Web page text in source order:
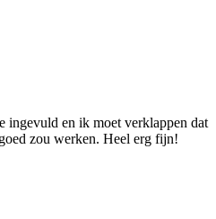
ingevuld en ik moet verklappen dat
zou werken. Heel erg fijn!